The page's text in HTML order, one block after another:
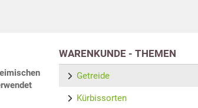
WARENKUNDE - THEMEN
Getreide
Kürbissorten